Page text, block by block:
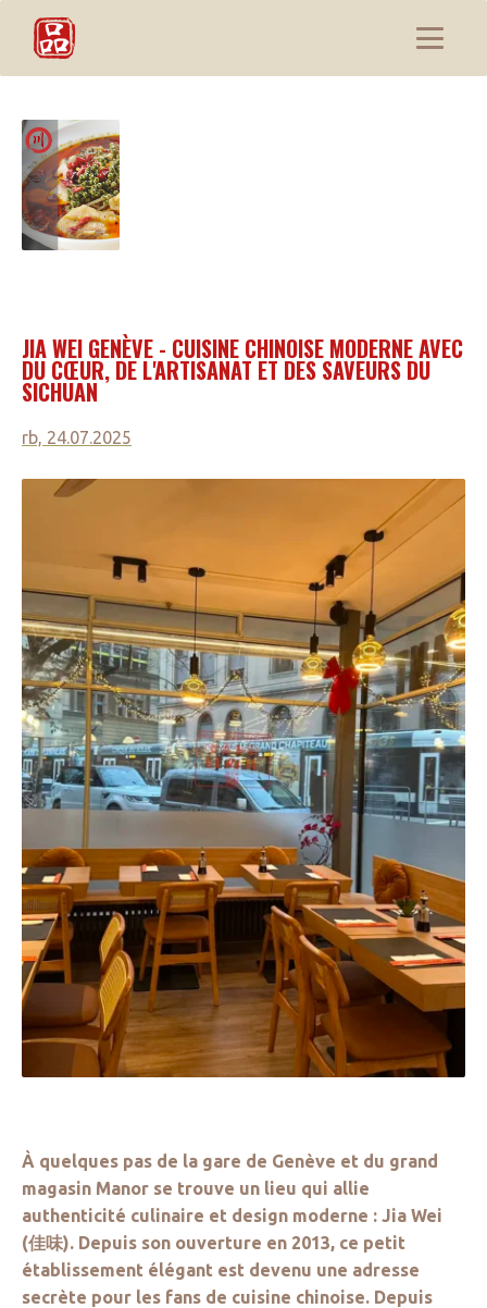
JIA WEI GENÈVE - CUISINE CHINOISE MODERNE AVEC
DU CŒUR, DE L'ARTISANAT ET DES SAVEURS DU
SICHUAN
rb, 24.07.2025
À quelques pas de la gare de Genève et du grand
magasin Manor se trouve un lieu qui allie
authenticité culinaire et design moderne : Jia Wei
(佳味). Depuis son ouverture en 2013, ce petit
établissement élégant est devenu une adresse
secrète pour les fans de cuisine chinoise. Depuis